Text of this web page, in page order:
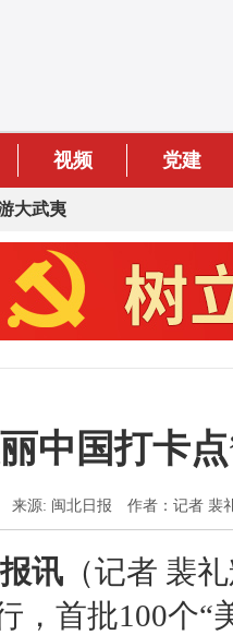
视频 党建
大武夷
中国打卡
来源: 闽北日报 作者：记者 裴
讯 （记者 裴
，首批100个“